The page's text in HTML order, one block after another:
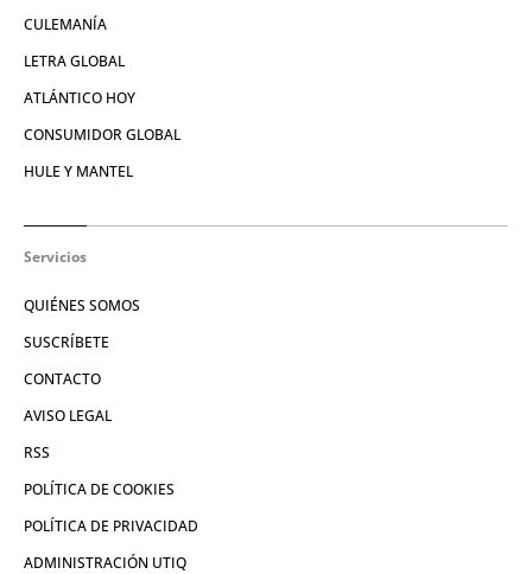
CULEMANÍA
LETRA GLOBAL
ATLÁNTICO HOY
CONSUMIDOR GLOBAL
HULE Y MANTEL
Servicios
QUIÉNES SOMOS
SUSCRÍBETE
CONTACTO
AVISO LEGAL
RSS
POLÍTICA DE COOKIES
POLÍTICA DE PRIVACIDAD
ADMINISTRACIÓN UTIQ